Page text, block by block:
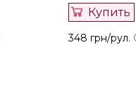
Купить
348 грн/рул.